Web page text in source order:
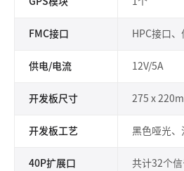
FMC接口 HPC接口
供电/电流 12V/5A
开发板尺寸 275 x
开发板工艺 黑色哑光、
40P扩展口 共计32个